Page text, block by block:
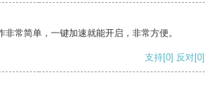
非常简单，一键加速就能开启，非常方便。
支持[0] 反对[0]